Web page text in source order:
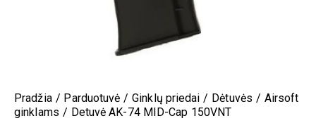
Pradžia Parduotuvė Ginklų priedai Dėtuvės
Airsoft
ginklams
Detuvė AK-74 MID-Cap 150VNT